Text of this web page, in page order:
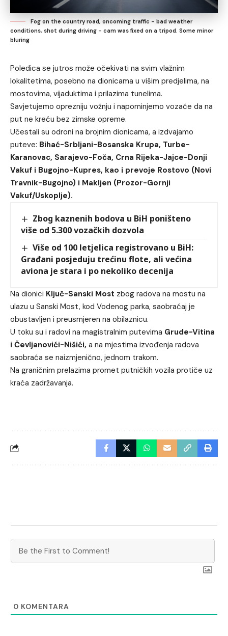
Fog on the country road, oncoming traffic - bad weather
conditions, shot during driving - cam was fixed on a tripod. Some minor
bluring
Poledica se jutros može očekivati na svim vlažnim
lokalitetima, posebno na dionicama u višim predjelima, na
mostovima, vijaduktima i prilazima tunelima.
Savjetujemo oprezniju vožnju i napominjemo vozače da na
put ne kreću bez zimske opreme.
Učestali su odroni na brojnim dionicama, a izdvajamo
puteve: Bihać-Srbljani-Bosanska Krupa, Turbe-
Karanovac, Sarajevo-Foča, Crna Rijeka-Jajce-Donji
Vakuf i Bugojno-Kupres, kao i prevoje Rostovo (Novi
Travnik-Bugojno) i Makljen (Prozor-Gornji
Vakuf/Uskoplje).
Zbog kaznenih bodova u BiH poništeno
više od 5.300 vozačkih dozvola
Više od 100 letjelica registrovano u BiH:
Građani posjeduju trećinu flote, ali većina
aviona je stara i po nekoliko decenija
Na dionici Ključ-Sanski Most zbog radova na mostu na
ulazu u Sanski Most, kod Vodenog parka, saobraćaj je
obustavljen i preusmjeren na obilaznicu.
U toku su i radovi na magistralnim putevima Grude-Vitina
i Čevljanovići-Nišići, a na mjestima izvođenja radova
saobraća se naizmjenično, jednom trakom.
Na graničnim prelazima promet putničkih vozila protiče uz
kraća zadržavanja.
0 KOMENTARA